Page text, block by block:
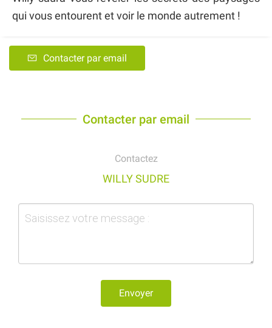
qui vous entourent et voir le monde autrement !
Contacter par email
Contacter par email
Contactez
WILLY SUDRE
Envoyer